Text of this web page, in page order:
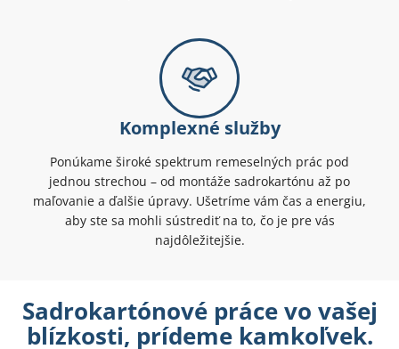
Komplexné služby
Ponúkame široké spektrum remeselných prác pod
jednou strechou – od montáže sadrokartónu až po
maľovanie a ďalšie úpravy. Ušetríme vám čas a energiu,
aby ste sa mohli sústrediť na to, čo je pre vás
najdôležitejšie.
Sadrokartónové práce vo vašej
blízkosti, prídeme kamkoľvek.